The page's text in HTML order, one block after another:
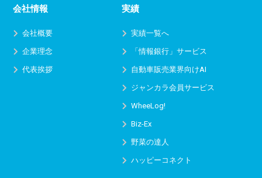
会社情報
会社概要
企業理念
代表挨拶
実績
実績一覧へ
「情報銀行」サービス
自動車販売業界向けAI
ジャンカラ会員サービス
WheeLog!
Biz-Ex
野菜の達人
ハッピーコネクト